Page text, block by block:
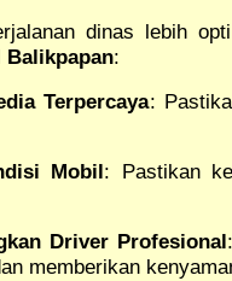
dinas lebih
:
Terpercaya:
Mobil: Pastikan
Driver Profesional
memberikan